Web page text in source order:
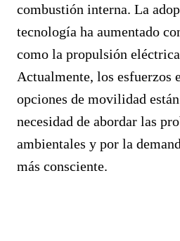
combustión interna. La
tecnología ha aumentado
como la propulsión
Actualmente, los esfuerzos
opciones de movilidad
necesidad de abordar las
ambientales y por la
más consciente.